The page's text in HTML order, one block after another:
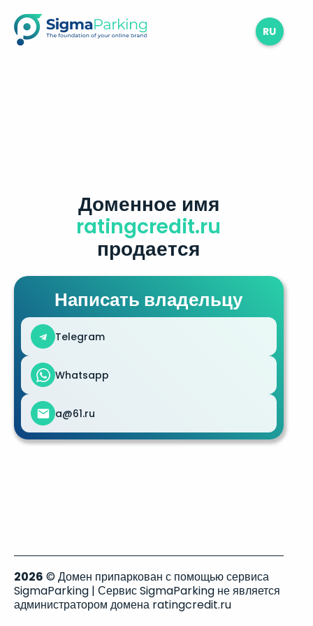
RU
Доменное имя
ratingcredit.ru
продается
Написать владельцу
Telegram
Whatsapp
a@61.ru
2026 © Домен припаркован с помощью сервиса
SigmaParking | Сервис SigmaParking не является
администратором домена ratingcredit.ru